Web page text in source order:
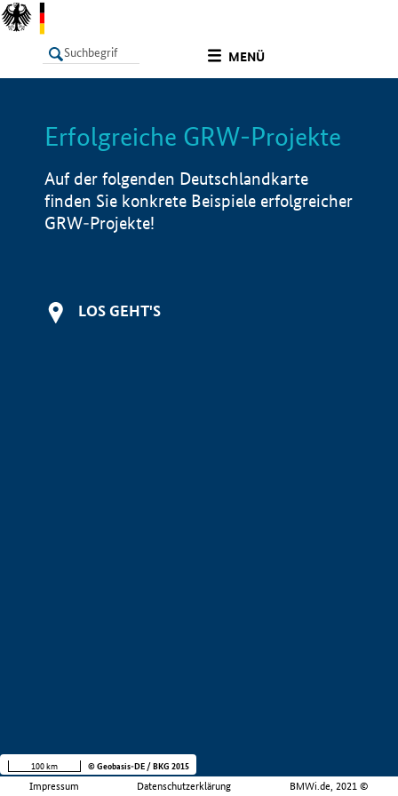
MENÜ
LISTE Info
Erfolgreiche GRW-Projekte
Auf der folgenden Deutschlandkarte
finden Sie konkrete Beispiele erfolgreicher
GRW-Projekte!
LOS GEHT'S
Impressum Datenschutzerklärung BMWi.de, 2021 ©
100 km © Geobasis-DE / BKG 2015